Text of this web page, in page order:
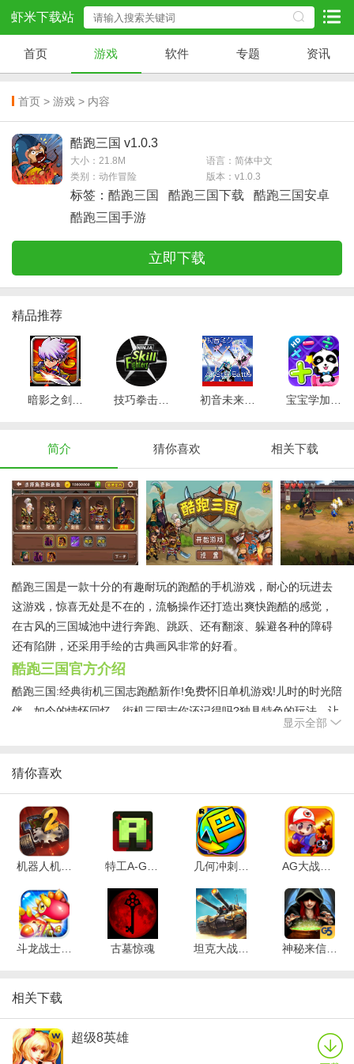
虾米下载站
首页 游戏 软件 专题 资讯
首页 > 游戏 > 内容
酷跑三国 v1.0.3
大小：21.8M
语言：简体中文
类别：动作冒险
版本：v1.0.3
标签： 酷跑三国 酷跑三国下载
酷跑三国安卓
酷跑三国手游
立即下载
精品推荐
技巧拳击手v1.1 初音未来ABS格斗v3.0
简介 猜你喜欢 相关下载
酷跑三国是一款十分的有趣耐玩的跑酷的手机游戏，耐心的玩进去
这游戏，惊喜无处是不在的，流畅操作还打造出爽快跑酷的感觉，
在古风的三国城池中进行奔跑、跳跃、还有翻滚、躲避各种的障碍
还有陷阱，还采用手绘的古典画风非常的好看。
酷跑三国官方介绍
酷跑三国:经典街机三国志跑酷新作!免费怀旧单机游戏!儿时的时光陪
伴，如今的情怀回忆，街机三国志你还记得吗?独具特色的玩法，让
你体验不一样的街机三国志!刺激上瘾的横向跑酷游戏，还不来挑战
松，画面精美，紧张刺激!
碰撞或击打曹兵以获取关卡分数
酷跑三国游戏特色
英雄的培养强化、每日任务、连续登陆奖励、限时活动等要素，根
本停不下来!
每一个英雄都有自己独特的攻击方式，并且还有一招强力变身技能!
加入酷跑三国的世界，不断强化自己的英雄，成为三国时期最强的
跑酷高手!
18个故事关卡+10个挑战塔，看似数目不多但是内容绝对满点，而且
手指滑动即可操纵人物华丽的动作，同时还有丰富多彩的道具可以
酷跑三国更新日志
新增：增加了微信，qq的分享获得免费金币的功能
显示全部
猜你喜欢
古墓惊魂
相关下载
超级8英雄